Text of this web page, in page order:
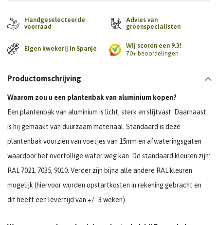
Handgeselecteerde
voorraad
Advies van
groenspecialisten
Eigen kwekerij in Spanje
Wij scoren een 9.3!
70+ beoordelingen
Productomschrijving
Waarom zou u een plantenbak van aluminium kopen?
Een plantenbak van aluminium is licht, sterk en slijtvast. Daarnaast
is hij gemaakt van duurzaam materiaal. Standaard is deze
plantenbak voorzien van voetjes van 15mm en afwateringsgaten
waardoor het overtollige water weg kan. De standaard kleuren zijn:
RAL 7021, 7035, 9010. Verder zijn bijna alle andere RAL kleuren
mogelijk (hiervoor worden opstartkosten in rekening gebracht en
dit heeft een levertijd van +/- 3 weken).